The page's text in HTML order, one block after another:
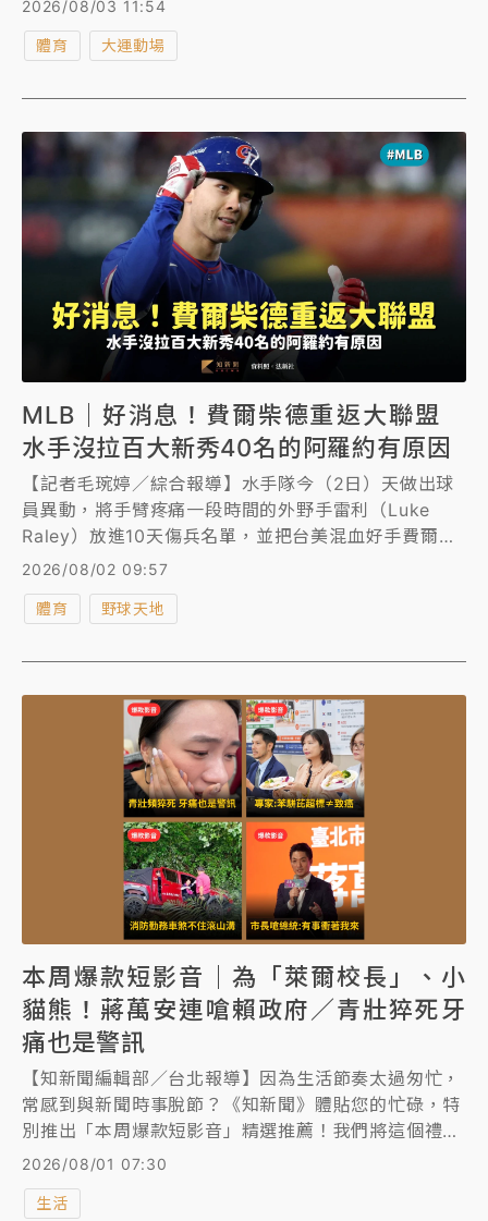
望能盡快找回丟失的行李，今（3日）稍早傳回好消
息，鄭怡靜的行李順利找回。
2026/08/03 11:54
體育 大運動場
MLB｜好消息！費爾柴德重返大聯盟
水手沒拉百大新秀40名的阿羅約有原因
【記者毛琬婷／綜合報導】水手隊今（2日）天做出球
員異動，將手臂疼痛一段時間的外野手雷利（Luke
Raley）放進10天傷兵名單，並把台美混血好手費爾柴
德（Stuart Fairchild）升上大聯盟，不過今天對上雙
2026/08/02 09:57
體育 野球天地
本周爆款短影音｜為「萊爾校長」、小
貓熊！蔣萬安連嗆賴政府／青壯猝死牙
痛也是警訊
【知新聞編輯部／台北報導】因為生活節奏太過匆忙，
常感到與新聞時事脫節？《知新聞》體貼您的忙碌，特
別推出「本周爆款短影音」精選推薦！我們將這個禮拜
最重要的政經社會要事、最有趣的生活趣聞，以及最震
撼的國際焦點，濃縮成數則高效率的短影音。讓您無需
花費大量時間，即可在通勤或休息片刻，光速掌握本周
2026/08/01 07:30
生活